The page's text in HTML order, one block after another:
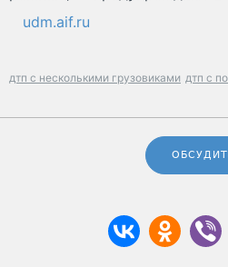
udm.aif.ru
дтп с несколькими грузовиками дтп с